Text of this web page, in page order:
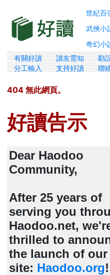
世紀百
武俠小
奇幻小
有關好讀 讀友需知 勘
分工輸入
支持好讀 聯
404 無此網頁。
好讀告示
Dear Haodoo
Community,
After 25 years of
serving you
Haodoo.net,
thrilled to
the launch of our
site: Haodoo.org!